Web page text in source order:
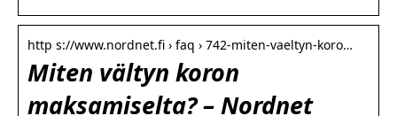
http s://www.nordnet.fi › faq › 742-miten-vaeltyn-koro…
Miten vältyn koron
maksamiselta? – Nordnet